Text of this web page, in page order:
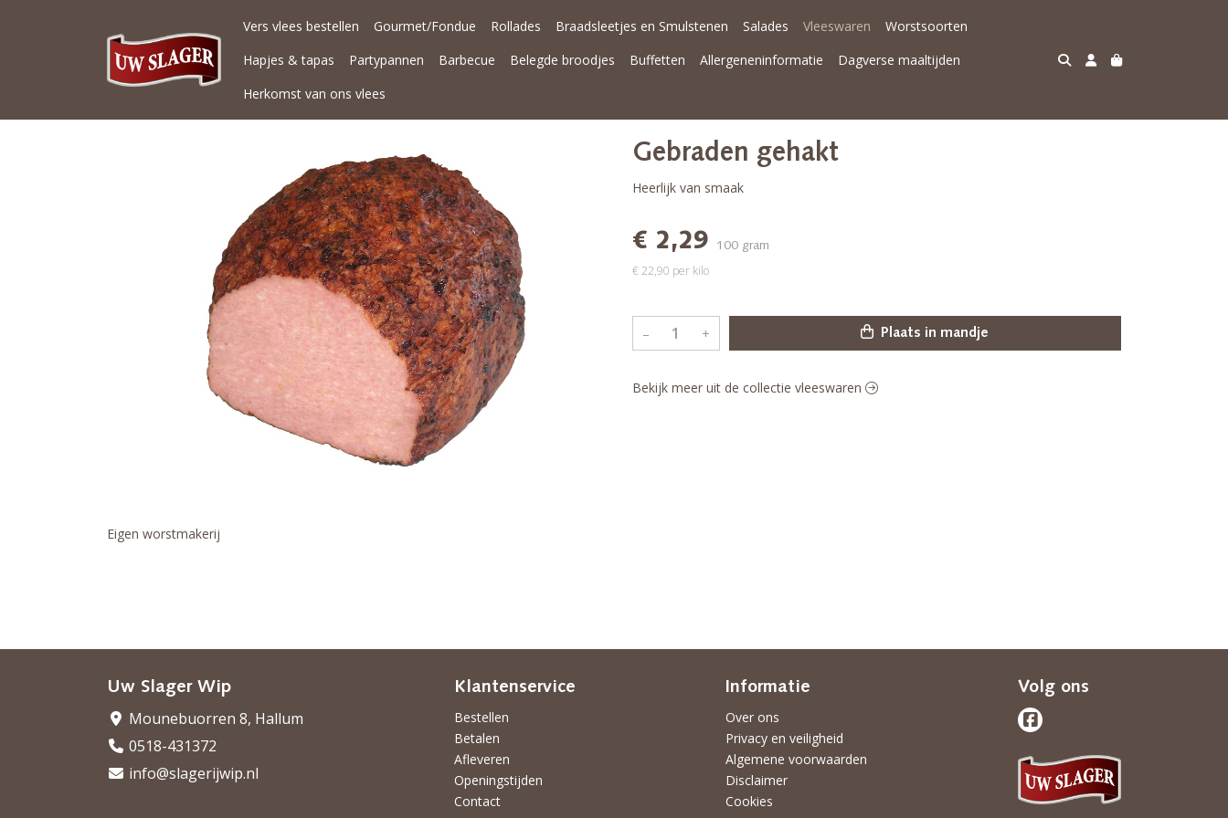
Vers vlees bestellen Gourmet/Fondue Rollades Braadsleetjes en Smulstenen Salades Vleeswaren
Worstsoorten
Hapjes & tapas
Partypannen Barbecue Belegde broodjes Buffetten Allergeneninformatie
Dagverse maaltijden
Herkomst van ons vlees
Eigen worstmakerij
Gebraden gehakt
Heerlijk van smaak
€ 2,29 100 gram
€ 22,90 per kilo
– + Plaats in mandje
Bekijk meer uit de collectie vleeswaren
Uw Slager Wip
Mounebuorren 8, Hallum
0518-431372
info@slagerijwip.nl
Klantenservice
Bestellen
Betalen
Afleveren
Openingstijden
Contact
Informatie
Over ons
Privacy en veiligheid
Algemene voorwaarden
Disclaimer
Cookies
Volg ons